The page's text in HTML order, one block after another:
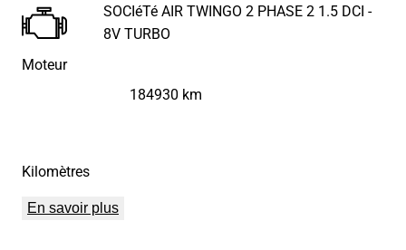
Moteur
SOCIéTé AIR TWINGO 2 PHASE 2 1.5 DCI -
8V TURBO
Kilomètres
184930 km
En savoir plus